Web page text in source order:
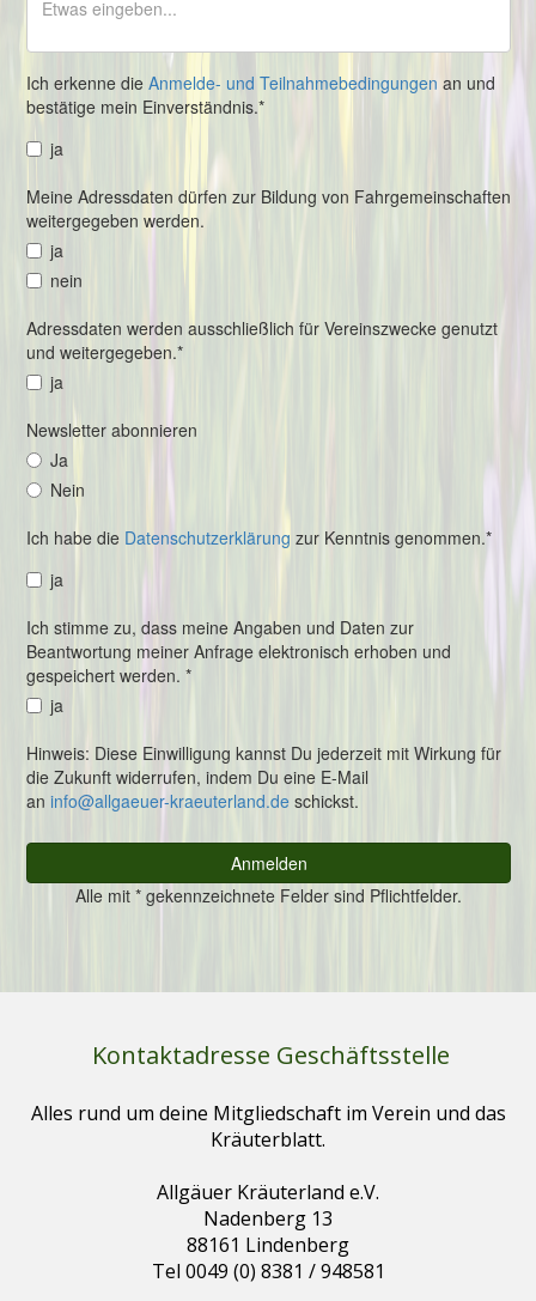
Kontaktadresse Geschäftsstelle
Alles rund um deine Mitgliedschaft im Verein und das
Kräuterblatt.
Allgäuer Kräuterland e.V.
Nadenberg 13
88161 Lindenberg
Tel 0049 (0) 8381 / 948581